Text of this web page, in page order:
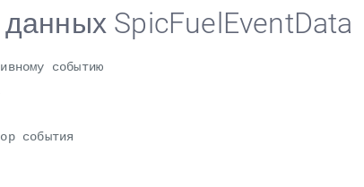
данных SpicFuelEventData
событию
события